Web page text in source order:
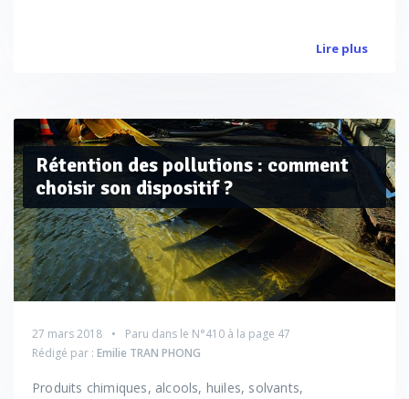
Lire plus
Rétention des pollutions : comment
choisir son dispositif ?
27 mars 2018 Paru dans le N°410 à la page 47
Rédigé par : Emilie TRAN PHONG
Produits chimiques, alcools, huiles, solvants,